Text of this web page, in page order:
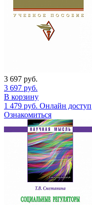
3 697 руб.
3 697 руб.
В корзину
1 479 руб. Онлайн доступ
Ознакомиться